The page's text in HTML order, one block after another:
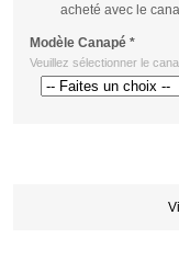
acheté avec le
Modèle Canapé *
Veuillez sélectionner le